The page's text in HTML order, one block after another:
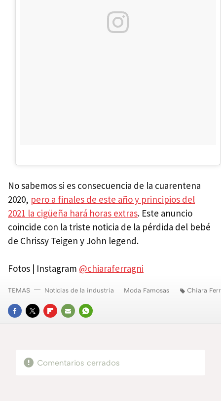
No sabemos si es consecuencia de la cuarentena
2020, pero a finales de este año y principios del
2021 la cigüeña hará horas extras. Este anuncio
coincide con la triste noticia de la pérdida del bebé
de Chrissy Teigen y John legend.
Fotos | Instagram @chiaraferragni
FACEBOOK
TWITTERFLIPBOARD
E-
WHATSAPP
TEMAS Noticias de la industria Moda Famosas Chiara
Comentarios cerrados